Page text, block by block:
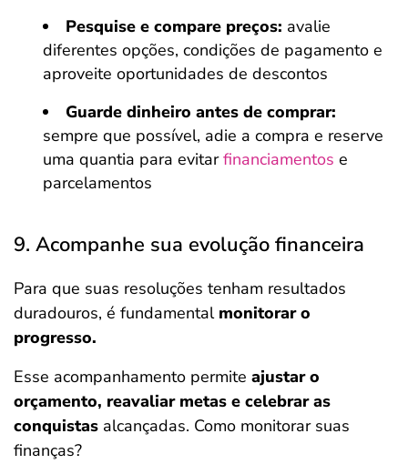
Pesquise e compare preços: avalie
diferentes opções, condições de pagamento e
aproveite oportunidades de descontos
Guarde dinheiro antes de comprar:
sempre que possível, adie a compra e reserve
uma quantia para evitarfinanciamentos e
parcelamentos
9. Acompanhe sua evolução financeira
Para que suas resoluções tenham resultados
duradouros, é fundamentalmonitorar o
progresso.
Esse acompanhamento permite ajustar o
orçamento, reavaliar metas e celebrar as
conquistas alcançadas. Como monitorar suas
finanças?